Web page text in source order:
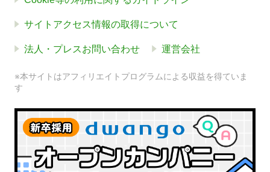
サイトアクセス情報の取得について
法人・プレスお問い合わせ 運営会社
※本サイトはアフィリエイトプログラムによる収益を得ていま
す